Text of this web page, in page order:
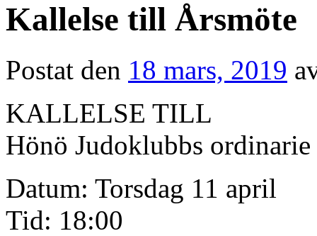
Kallelse till Årsmöte
Postat den 18 mars, 2019
KALLELSE TILL
Hönö Judoklubbs
Datum: Torsdag 11 april
Tid: 18:00